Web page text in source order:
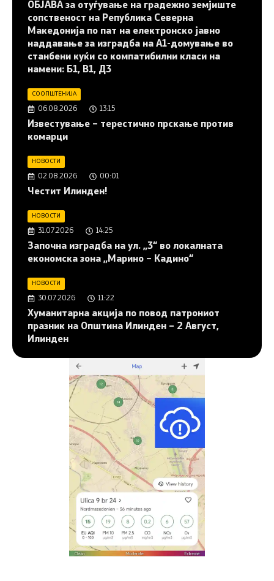
ОБЈАВА за отуѓување на градежно земјиште
сопственост на Република Северна
Македонија по пат на електронско јавно
наддавање за изградба на A1-домување во
станбени куќи со компатибилни класи на
намени: Б1, В1, Д3
СООПШТЕНИЈА
06.08.2026 13:15
Известување – терестично прскање против
комарци
НОВОСТИ
02.08.2026 00:01
Честит Илинден!
НОВОСТИ
31.07.2026 14:25
Започна изградба на ул. „3“ во локалната
економска зона „Марино – Кадино“
НОВОСТИ
30.07.2026 11:22
Хуманитарна акција по повод патрониот
празник на Општина Илинден – 2 Август,
Илинден